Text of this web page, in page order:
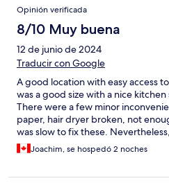
Opinión verificada
8/10 Muy buena
12 de junio de 2024
Traducir con Google
A good location with easy access
was a good size with a nice
There were a few minor
paper, hair dryer broken, not
was slow to fix these.
location was good.
Joachim, se hospedó 2 noches